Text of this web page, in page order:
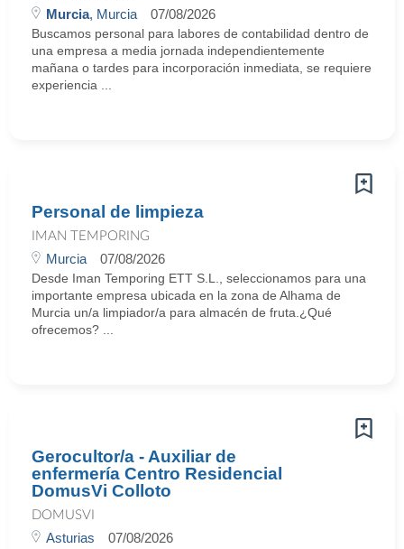
Murcia, Murcia 07/08/2026
Buscamos personal para labores de contabilidad dentro de
una empresa a media jornada independientemente
mañana o tardes para incorporación inmediata, se requiere
experiencia ...
Personal de limpieza
IMAN TEMPORING
Murcia 07/08/2026
Desde Iman Temporing ETT S.L., seleccionamos para una
importante empresa ubicada en la zona de Alhama de
Murcia un/a limpiador/a para almacén de fruta.¿Qué
ofrecemos? ...
Gerocultor/a - Auxiliar de
enfermería Centro Residencial
DomusVi Colloto
DOMUSVI
Asturias 07/08/2026